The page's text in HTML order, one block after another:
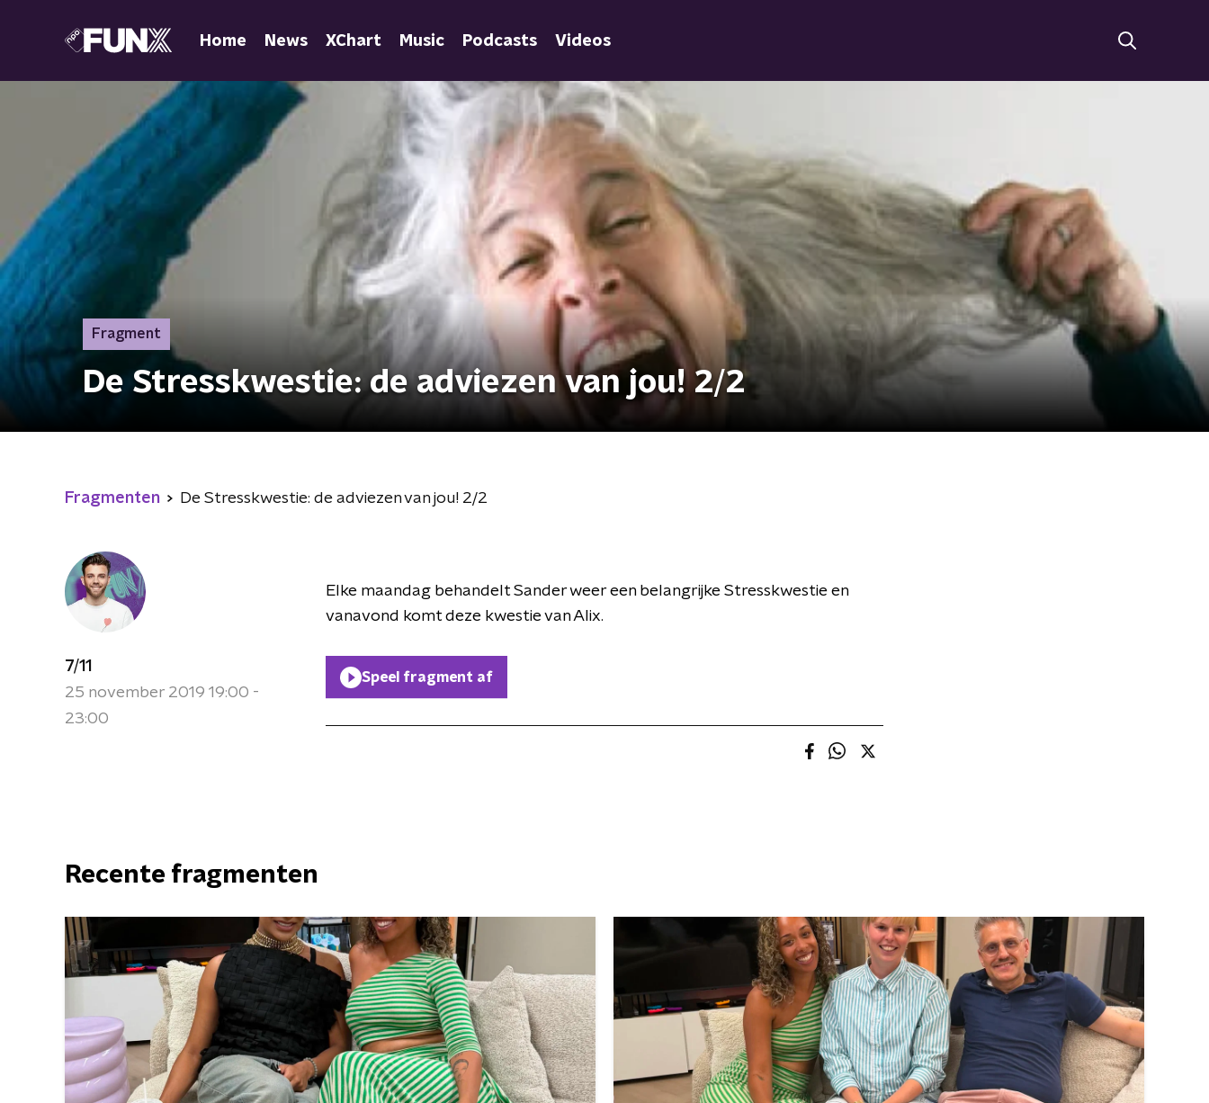
Home News XChart Music Podcasts Videos
Fragment
De Stresskwestie: de adviezen van jou! 2/2
Fragmenten De Stresskwestie: de adviezen van jou! 2/2
7/11
25 november 2019 19:00 -
23:00
Elke maandag behandelt Sander weer een belangrijke Stresskwestie en
vanavond komt deze kwestie van Alix.
Speel fragment af
Recente fragmenten